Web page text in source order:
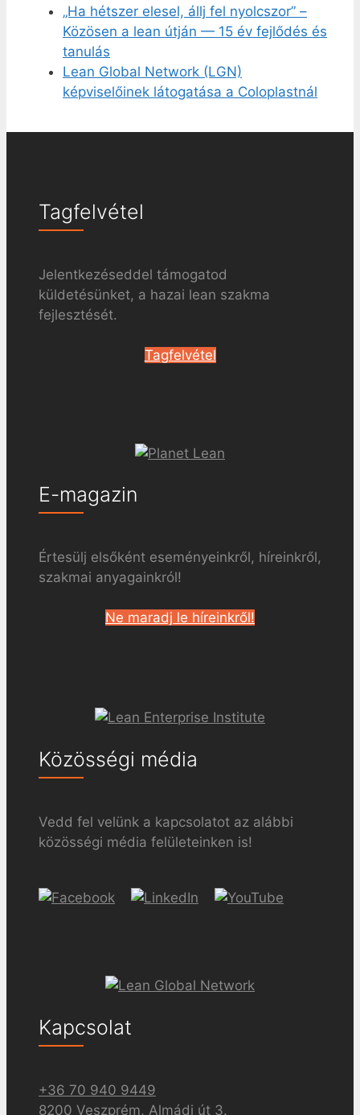
„Ha hétszer elesel, állj fel nyolcszor” –
Közösen a lean útján — 15 év fejlődés és
tanulás
Lean Global Network (LGN)
képviselőinek látogatása a Coloplastnál
Tagfelvétel
Jelentkezéseddel támogatod
küldetésünket, a hazai lean szakma
fejlesztését.
Tagfelvétel
E-magazin
Értesülj elsőként eseményeinkről, híreinkről,
szakmai anyagainkról!
Ne maradj le híreinkről!
Közösségi média
Vedd fel velünk a kapcsolatot az alábbi
közösségi média felületeinken is!
Kapcsolat
+36 70 940 9449
8200 Veszprém, Almádi út 3.